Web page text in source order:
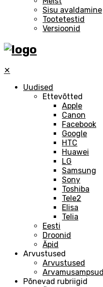
Sisu avaldamine
Tootetestid
Versioonid
✕
Uudised
Ettevõtted
Apple
Canon
Facebook
Google
HTC
Huawei
LG
Samsung
Sony
Toshiba
Tele2
Elisa
Telia
Eesti
Droonid
Äpid
Arvustused
Arvustused
Arvamusampsud
Põnevad rubriigid